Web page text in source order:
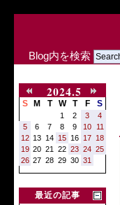
Blog内を検索
2024.5
S M T W T F S
1 2 3
4
5
6 7 8 9 10
11
12 13 14 15 16 17 18
19 20 21 22 23 24 25
26 27 28 29 30 31
最近の記事